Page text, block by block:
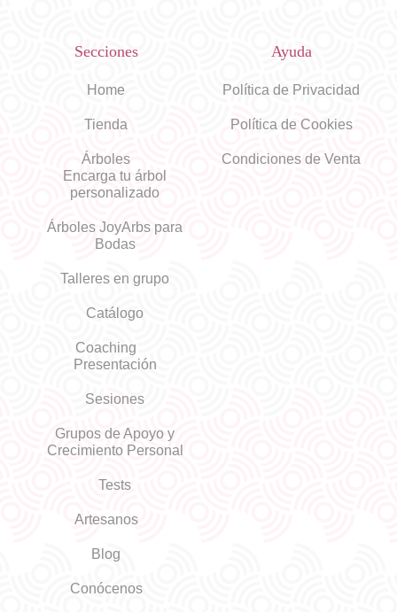
Secciones
Home
Tienda
Árboles
Encarga tu árbol
personalizado
Árboles JoyArbs para
Bodas
Talleres en grupo
Catálogo
Coaching
Presentación
Sesiones
Grupos de Apoyo y
Crecimiento Personal
Tests
Artesanos
Blog
Conócenos
Ayuda
Política de Privacidad
Política de Cookies
Condiciones de Venta